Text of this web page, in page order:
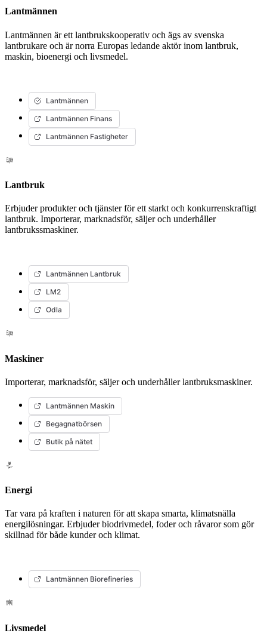
Lantmännen
Lantmännen är ett lantbrukskooperativ och ägs av svenska
lantbrukare och är norra Europas ledande aktör inom lantbruk,
maskin, bioenergi och livsmedel.
Lantmännen
Lantmännen Finans
Lantmännen Fastigheter
Lantbruk
Erbjuder produkter och tjänster för ett starkt och konkurrenskraftigt
lantbruk. Importerar, marknadsför, säljer och underhåller
lantbrukssmaskiner.
Lantmännen Lantbruk
LM2
Odla
Maskiner
Importerar, marknadsför, säljer och underhåller lantbruksmaskiner.
Lantmännen Maskin
Begagnatbörsen
Butik på nätet
Energi
Tar vara på kraften i naturen för att skapa smarta, klimatsnälla
energilösningar. Erbjuder biodrivmedel, foder och råvaror som gör
skillnad för både kunder och klimat.
Lantmännen Biorefineries
Livsmedel